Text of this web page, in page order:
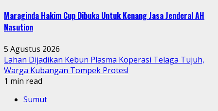
Maraginda Hakim Cup Dibuka Untuk Kenang Jasa Jenderal AH
Nasution
5 Agustus 2026
Lahan Dijadikan Kebun Plasma Koperasi Telaga Tujuh,
Warga Kubangan Tompek Protes!
1 min read
Sumut